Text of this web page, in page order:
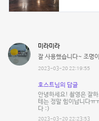
미라미라
잘 사용했습니다~ 조명
2023-03-20 22:19:55
호스트님의 답글
안녕하세요! 촬영은 잘
테는 정말 힘이납니다ㅠ
다 :)
2023-03-20 22:23:53